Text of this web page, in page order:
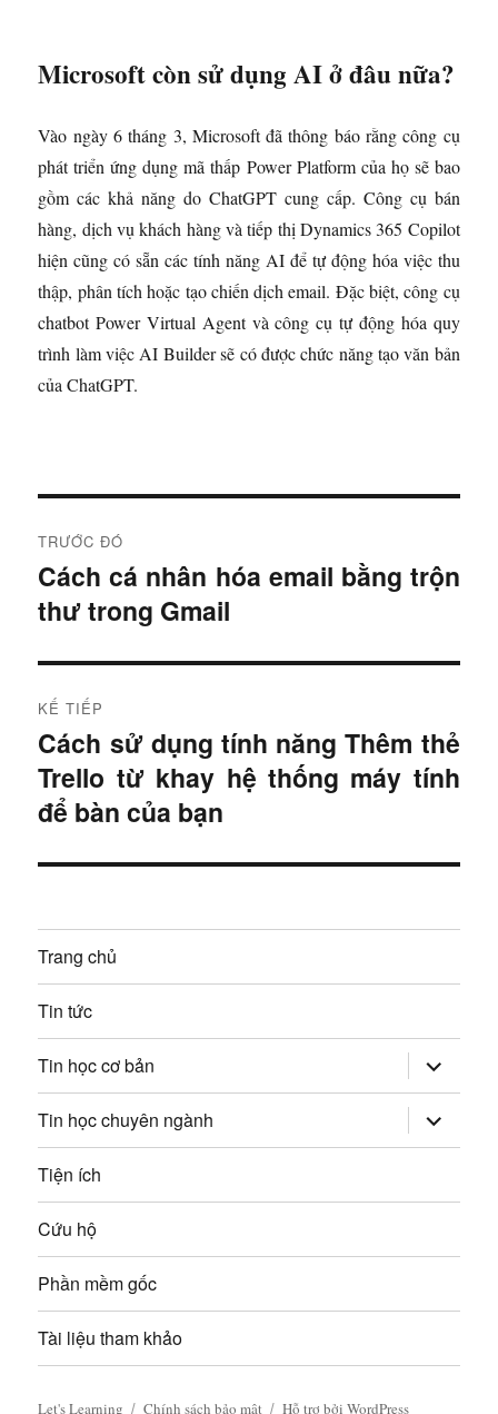
Microsoft còn sử dụng AI ở đâu nữa?
Vào ngày 6 tháng 3, Microsoft đã thông báo rằng công cụ
phát triển ứng dụng mã thấp Power Platform của họ sẽ bao
gồm các khả năng do ChatGPT cung cấp. Công cụ bán
hàng, dịch vụ khách hàng và tiếp thị Dynamics 365 Copilot
hiện cũng có sẵn các tính năng AI để tự động hóa việc thu
thập, phân tích hoặc tạo chiến dịch email. Đặc biệt, công cụ
chatbot Power Virtual Agent và công cụ tự động hóa quy
trình làm việc AI Builder sẽ có được chức năng tạo văn bản
của ChatGPT.
i
ề
u
h
ư
ớ
b
à
i
v
i
ế
t
TRƯỚC ĐÓ
B
à
t
r
ư
ớ
c
:
Cách cá nhân hóa email bằng trộn
thư trong Gmail
KẾ TIẾP
B
à
i
i
p
:
Cách sử dụng tính năng Thêm thẻ
Trello từ khay hệ thống máy tính
để bàn của bạn
Trang chủ
Tin tức
Tin học cơ bản mở
rộng
trình
đơn
con
Tin học chuyên ngành mở
rộng
trình
Tiện ích
Cứu hộ
Phần mềm gốc
Tài liệu tham khảo
Let's Learning Chính sách bảo mật Hỗ trợ bởi WordPress